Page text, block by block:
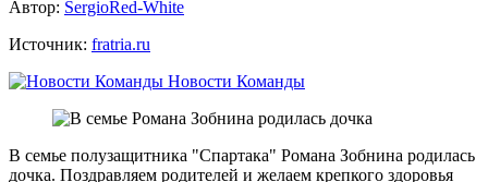
Автор: SergioRed-White
Источник: fratria.ru
Новости Команды
В семье полузащитника "Спартака" Романа Зобнина родилась
дочка. Поздравляем родителей и желаем крепкого здоровья